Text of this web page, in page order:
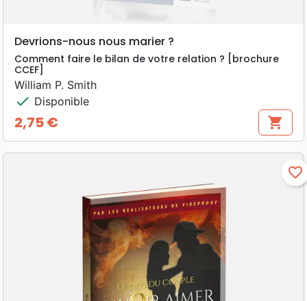
Devrions-nous nous marier ?
Comment faire le bilan de votre relation ? [brochure
CCEF]
William P. Smith
check Disponible
Prix
2,75 € shopping_cart
favorite_border